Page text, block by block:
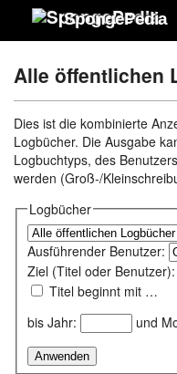
SpongePedia
Alle öffentlichen
Dies ist die kombinierte
Logbücher. Die Ausgabe
Logbuchtyps, des
werden (Groß-/
Logbücher
Ausführender Benutzer:
Ziel (Titel oder Benutzer):
Titel beginnt mit …
bis Jahr:
und